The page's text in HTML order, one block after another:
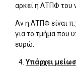
αρκεί η ΛΤΠΦ του
Αν η ΛΤΠΦ είναι
για το τμήμα που
ευρώ.
Υπάρχει